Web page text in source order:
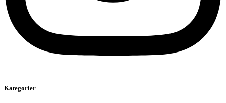
Kategorier